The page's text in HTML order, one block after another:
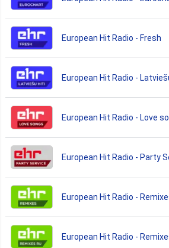
European Hit Radio - Fresh
European Hit Radio -
European Hit Radio - Love
European Hit Radio - Party
European Hit Radio -
European Hit Radio -